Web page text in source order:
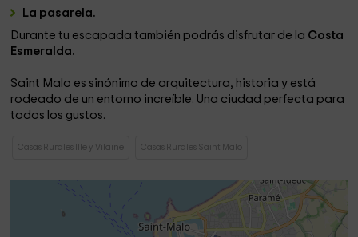
La pasarela.
Durante tu escapada también podrás disfrutar de la Costa
Esmeralda.
Saint Malo es sinónimo de arquitectura, historia y está
rodeado de un entorno increíble. Una ciudad perfecta para
todos los gustos.
Casas Rurales Ille y Vilaine Casas Rurales Saint Malo